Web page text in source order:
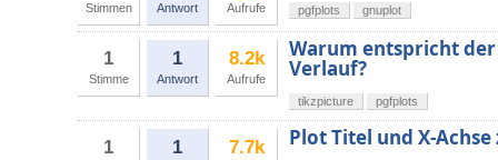
Stimmen Antwort Aufrufe pgfplots gnuplot
1
Stimme
1
Antwort
8.2k
Aufrufe
Warum entspricht
Verlauf?
tikzpicture pgfplots
1 1 7.7k Plot Titel und X-